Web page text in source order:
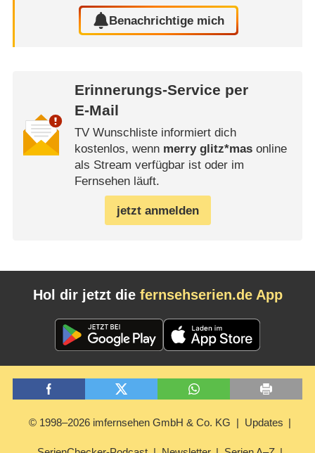
Benachrichtige mich
Erinnerungs-Service per
E-Mail
TV Wunschliste informiert dich
kostenlos, wenn merry glitz*masonline
als Stream verfügbar ist oder im
Fernsehen läuft.
jetzt anmelden
Hol dir jetzt die fernsehserien.de App
© 1998–2026 imfernsehen GmbH & Co. KG Updates